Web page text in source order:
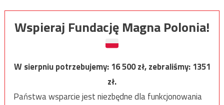
Wspieraj Fundację Magna Polonia!
W sierpniu potrzebujemy:16 500zł, zebraliśmy:1351
zł.
Państwa wsparcie jest niezbędne dla funkcjonowania